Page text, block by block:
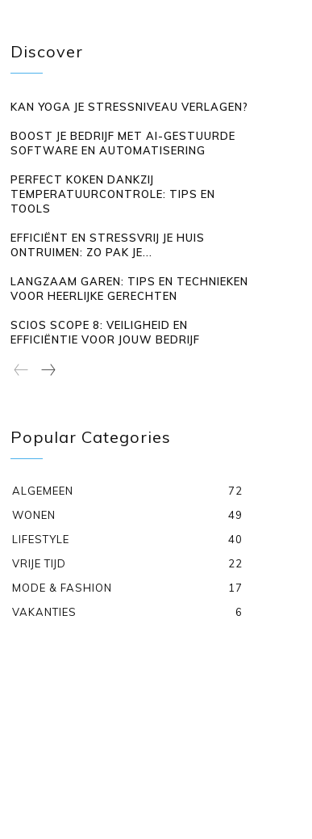
Discover
KAN YOGA JE STRESSNIVEAU VERLAGEN?
BOOST JE BEDRIJF MET AI-GESTUURDE
SOFTWARE EN AUTOMATISERING
PERFECT KOKEN DANKZIJ
TEMPERATUURCONTROLE: TIPS EN
TOOLS
EFFICIËNT EN STRESSVRIJ JE HUIS
ONTRUIMEN: ZO PAK JE...
LANGZAAM GAREN: TIPS EN TECHNIEKEN
VOOR HEERLIJKE GERECHTEN
SCIOS SCOPE 8: VEILIGHEID EN
EFFICIËNTIE VOOR JOUW BEDRIJF
Popular Categories
ALGEMEEN
72
WONEN
49
LIFESTYLE
40
VRIJE TIJD
22
MODE & FASHION
17
VAKANTIES
6